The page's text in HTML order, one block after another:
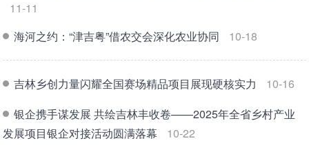
11-11
海河之约：“津吉粤”借农交会深化农业协同
10-18
吉林乡创力量闪耀全国赛场精品项目展现硬核实力
10-16
银企携手谋发展 共绘吉林丰收卷——2025年全省乡村产业
发展项目银企对接活动圆满落幕
10-22